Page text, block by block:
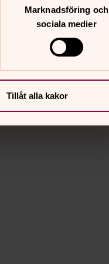
Marknadsföring och
sociala medier
Tillåt alla kakor